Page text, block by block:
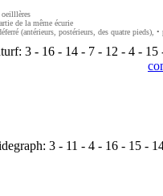
de la même écurie
(antérieurs, postérieurs, des quatre pieds), •
3 - 16 - 14 - 7 - 12 - 4 - 15
3 - 11 - 4 - 16 - 15 -